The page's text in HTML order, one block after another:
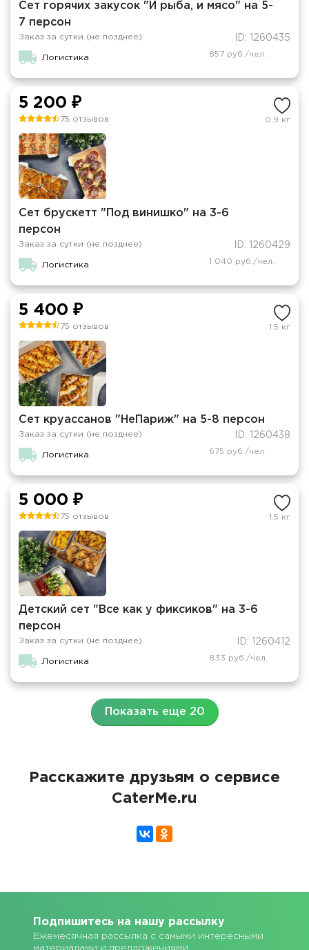
Сет горячих закусок "И рыба, и мясо" на 5-
7 персон
Заказ за сутки (не позднее) ID: 1260435
Логистика 857 руб./чел.
5 200 ₽
75 отзывов 0.9 кг
Сет брускетт "Под винишко" на 3-6
персон
Заказ за сутки (не позднее) ID: 1260429
Логистика 1 040 руб./чел.
5 400 ₽
75 отзывов 1.5 кг
Сет круассанов "НеПариж" на 5-8 персон
Заказ за сутки (не позднее) ID: 1260438
Логистика 675 руб./чел.
5 000 ₽
75 отзывов 1.5 кг
Детский сет "Все как у фиксиков" на 3-6
персон
Заказ за сутки (не позднее) ID: 1260412
Логистика 833 руб./чел.
Показать еще 20
Расскажите друзьям о сервисе
CaterMe.ru
Подпишитесь на нашу рассылку
Ежемесячная рассылка с самыми интересными
материалами и предложениями